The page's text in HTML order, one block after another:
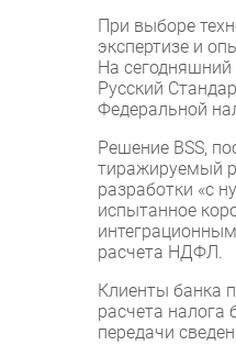
При выборе
экспертизе и
На
Русский
Федеральной
Решение BSS,
тиражируемый
разработки «с
испытанное
расчета НДФЛ.
Клиенты банка
расчета налога
передачи